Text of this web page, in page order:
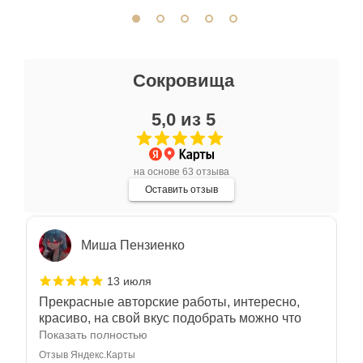
Сокровища
5,0 из 5
на основе 63 отзыва
Оставить отзыв
Очень большой выбор украшений! Каждое -
индивидуально и завораживает своей
красотой! Трудно не купить всё! Спасибо!
Отзыв Яндекс.Карты
Миша Пензиенко
13 июля
Прекрасные авторские работы, интересно,
красиво, на свой вкус подобрать можно что
угодно
Показать полностью
Отзыв Яндекс.Карты